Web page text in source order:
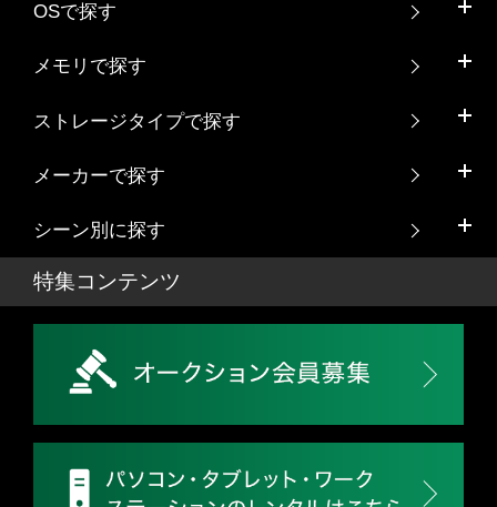
OSで探す
メモリで探す
ストレージタイプで探す
メーカーで探す
シーン別に探す
特集コンテンツ